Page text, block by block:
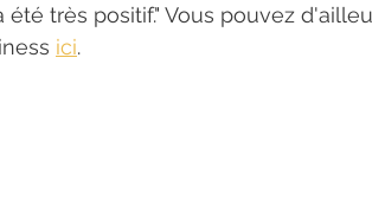
très positif." Vous pouvez
ici.